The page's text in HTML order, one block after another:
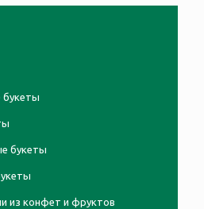
букеты
букеты
из конфет и фруктов